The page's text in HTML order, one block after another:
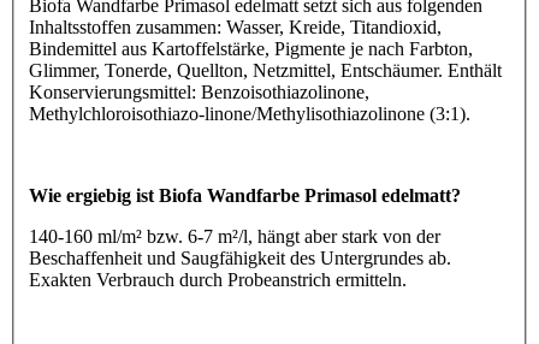
Biofa Wandfarbe Primasol edelmatt setzt sich aus folgenden
Inhaltsstoffen zusammen: Wasser, Kreide, Titandioxid,
Bindemittel aus Kartoffelstärke, Pigmente je nach Farbton,
Glimmer, Tonerde, Quellton, Netzmittel, Entschäumer. Enthält
Konservierungsmittel: Benzoisothiazolinone,
Methylchloroisothiazo-linone/Methylisothiazolinone (3:1).
Wie ergiebig ist Biofa Wandfarbe Primasol edelmatt?
140-160 ml/m² bzw. 6-7 m²/l, hängt aber stark von der
Beschaffenheit und Saugfähigkeit des Untergrundes ab.
Exakten Verbrauch durch Probeanstrich ermitteln.